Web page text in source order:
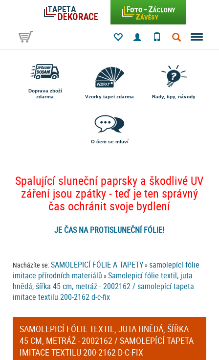
Doprava zboží
zdarma
Vzorky tapet zdarma Rady, tipy, návody
O čem se mluví
Spalující sluneční paprsky a škodlivé UV
záření jsou zpátky - teď je ten správný
čas ochránit svoje bydlení
JE ČAS NA PROTISLUNEČNÍ FÓLIE!
Nacházíte se:SAMOLEPICÍ FÓLIE A TAPETY »samolepící fólie
imitace přírodních materiálů »Samolepicí fólie textil, juta
hnědá, šířka 45 cm, metráž - 2002162 / samolepící tapeta
imitace textilu 200-2162 d-c-fix
SAMOLEPICÍ FÓLIE TEXTIL, JUTA HNĚDÁ, ŠÍŘKA
45 CM, METRÁŽ - 2002162 / SAMOLEPÍCÍ TAPETA
IMITACE TEXTILU 200-2162 D-C-FIX